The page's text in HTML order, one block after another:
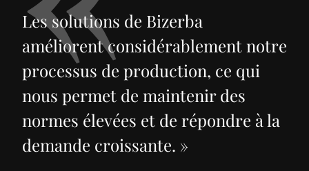
Les solutions de Bizerba
améliorent considérablement notre
processus de production, ce qui
nous permet de maintenir des
normes élevées et de répondre à la
demande croissante. »